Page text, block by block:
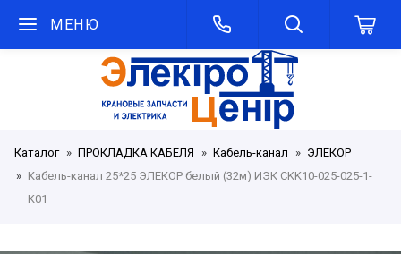
МЕНЮ
Каталог ПРОКЛАДКА КАБЕЛЯ Кабель-канал
ЭЛЕКОР
Кабель-канал 25*25 ЭЛЕКОР белый (32м) ИЭК CKK10-025-025-1-
K01